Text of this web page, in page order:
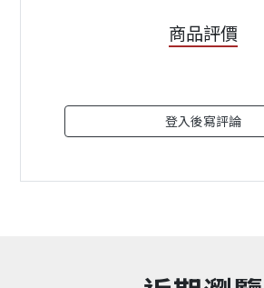
商品評價
登入後寫評論